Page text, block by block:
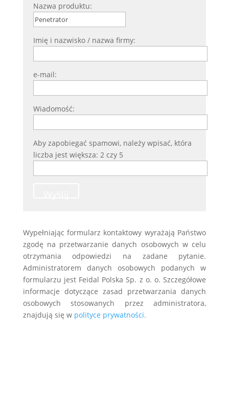
Nazwa produktu:
Imię i nazwisko / nazwa firmy:
e-mail:
Wiadomość:
Aby zapobiegać spamowi, należy wpisać, która
liczba jest większa: 2 czy 5
Wypełniając formularz kontaktowy wyrażają Państwo
zgodę na przetwarzanie danych osobowych w celu
otrzymania odpowiedzi na zadane pytanie.
Administratorem danych osobowych podanych w
formularzu jest Feidal Polska Sp. z o. o. Szczegółowe
informacje dotyczące zasad przetwarzania danych
osobowych stosowanych przez administratora,
znajdują się w polityce prywatności.